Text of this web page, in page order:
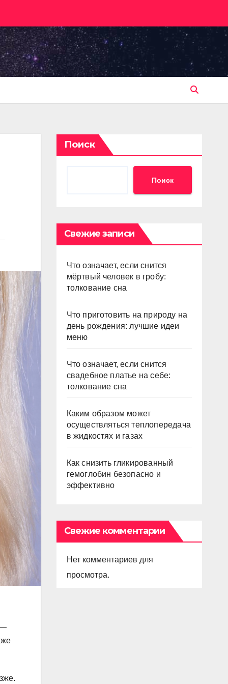
—
Поиск
Поиск
Свежие записи
Что означает, если снится
мёртвый человек в гробу:
толкование сна
Что приготовить на природу на
день рождения: лучшие идеи
меню
Что означает, если снится
свадебное платье на себе:
толкование сна
Каким образом может
осуществляться теплопередача
в жидкостях и газах
Как снизить гликированный
гемоглобин безопасно и
эффективно
Свежие комментарии
Нет комментариев для
просмотра.